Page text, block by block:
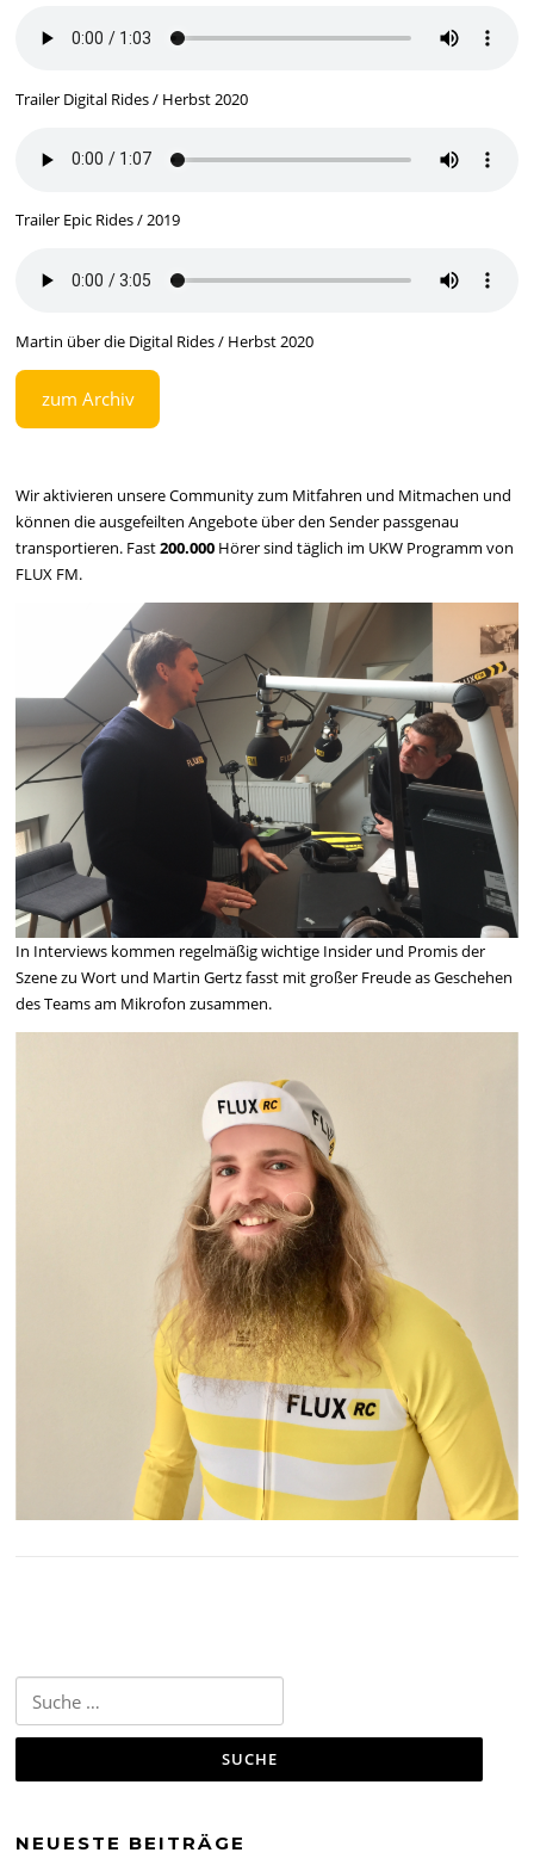
Trailer Digital Rides / Herbst 2020
Trailer Epic Rides / 2019
Martin über die Digital Rides / Herbst 2020
zum Archiv
Wir aktivieren unsere Community zum Mitfahren und Mitmachen und
können die ausgefeilten Angebote über den Sender passgenau
transportieren. Fast200.000 Hörer sind täglich im UKW Programm von
FLUX FM.
In Interviews kommen regelmäßig wichtige Insider und Promis der
Szene zu Wort und Martin Gertz fasst mit großer Freude as Geschehen
des Teams am Mikrofon zusammen.
nach:
NEUESTE BEITRÄGE